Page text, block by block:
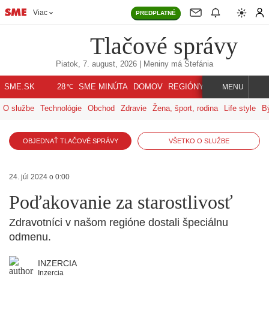
Viac PREDPLATNÉ
Tlačové správy
Piatok, 7. august, 2026 | Meniny má Štefánia
SME.SK 28℃ SME MINÚTA DOMOV REGIÓNY INDEX SVET
MENU
O službe Technológie Obchod Zdravie Žena, šport, rodina Life style
OBJEDNAŤ TLAČOVÉ SPRÁVY VŠETKO O SLUŽBE
24. júl 2024 o 0:00
Poďakovanie za starostlivosť
Zdravotníci v našom regióne dostali špeciálnu
odmenu.
INZERCIA
Inzercia